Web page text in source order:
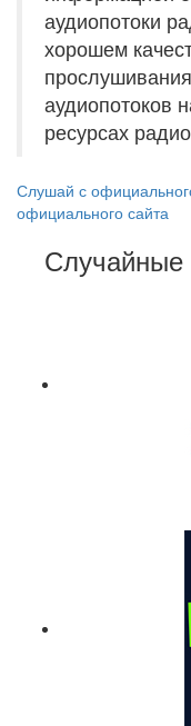
аудиопотоки
хорошем
аудиопотоков
ресурсах
Слушай с
официального сайта
Случайные